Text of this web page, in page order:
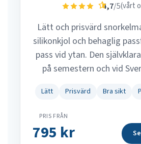
4,7/5(vårt
Lätt och prisvärd
silikonkjol och behaglig
pass vid ytan. Den
på semestern och vid
Lätt Prisvärd Bra sikt
PRIS FRÅN
795 kr